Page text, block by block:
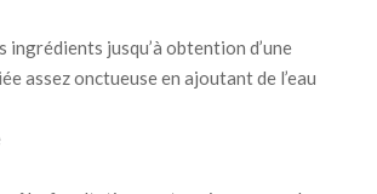
ingrédients jusqu’à obtention d’une
assez onctueuse en ajoutant de l’eau